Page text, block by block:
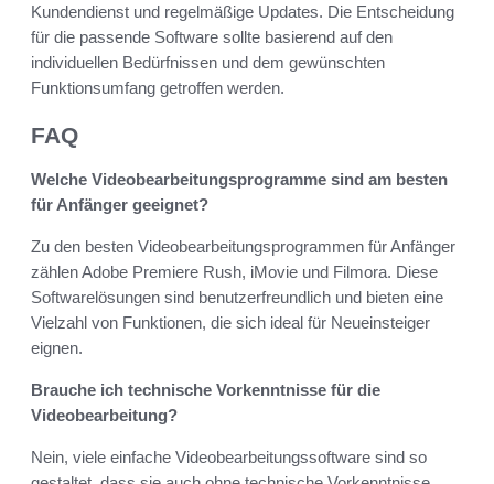
Kundendienst und regelmäßige Updates. Die Entscheidung
für die passende Software sollte basierend auf den
individuellen Bedürfnissen und dem gewünschten
Funktionsumfang getroffen werden.
FAQ
Welche Videobearbeitungsprogramme sind am besten
für Anfänger geeignet?
Zu den besten Videobearbeitungsprogrammen für Anfänger
zählen Adobe Premiere Rush, iMovie und Filmora. Diese
Softwarelösungen sind benutzerfreundlich und bieten eine
Vielzahl von Funktionen, die sich ideal für Neueinsteiger
eignen.
Brauche ich technische Vorkenntnisse für die
Videobearbeitung?
Nein, viele einfache Videobearbeitungssoftware sind so